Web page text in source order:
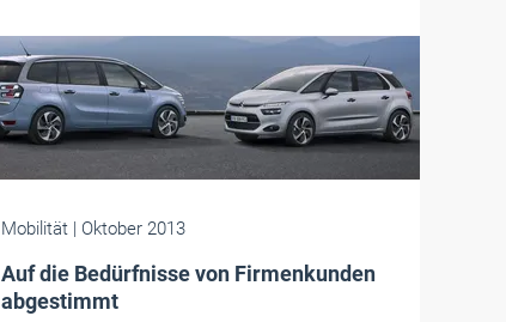
Mobilität | Oktober 2013
Auf die Bedürfnisse von Firmenkunden
abgestimmt